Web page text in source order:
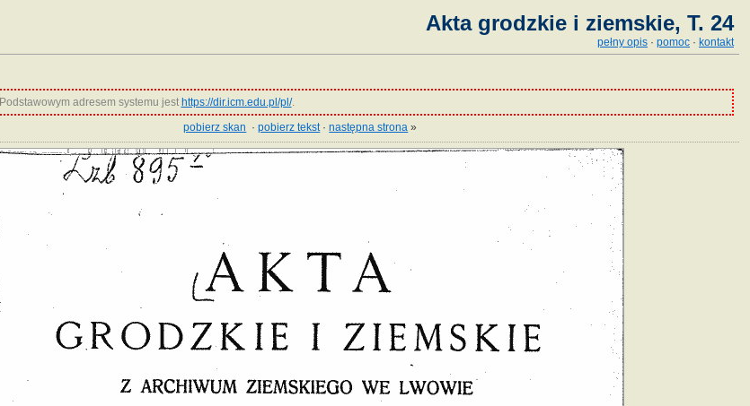
Akta grodzkie i ziemskie, T. 24
pełny opis · pomoc · kontakt
Podstawowym adresem systemu jest https://dir.icm.edu.pl/pl/.
pobierz skan ·pobierz tekst·następna strona »